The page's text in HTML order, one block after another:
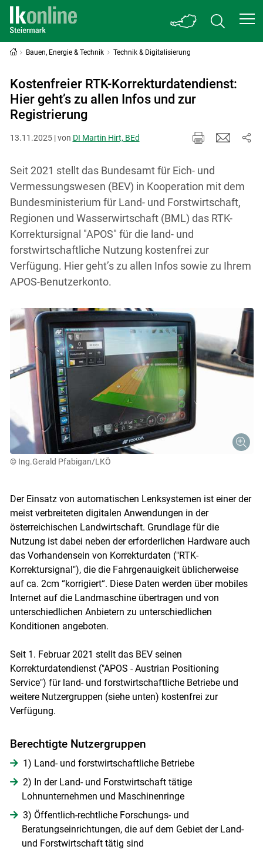
Bauen, Energie & Technik Technik & Digitalisierung
Kostenfreier RTK-Korrekturdatendienst:
Hier geht’s zu allen Infos und zur
Registrierung
13.11.2025 | von DI Martin Hirt, BEd
Seit 2021 stellt das Bundesamt für Eich- und
Vermessungswesen (BEV) in Kooperation mit dem
Bundesministerium für Land- und Forstwirtschaft,
Regionen und Wasserwirtschaft (BML) das RTK-
Korrektursignal "APOS" für die land- und
forstwirtschaftliche Nutzung kostenfrei zur
Verfügung. Hier geht’s zu allen Infos sowie zu Ihrem
APOS-Benutzerkonto.
© Ing.Gerald Pfabigan/LKÖ
Der Einsatz von automatischen Lenksystemen ist einer der
meist verbreiteten digitalen Anwendungen in der
österreichischen Landwirtschaft. Grundlage für die
Nutzung ist dabei neben der erforderlichen Hardware auch
das Vorhandensein von Korrekturdaten ("RTK-
Korrektursignal"), die die Fahrgenauigkeit üblicherweise
auf ca. 2cm “korrigiert“. Diese Daten werden über mobiles
Internet auf die Landmaschine übertragen und von
unterschiedlichen Anbietern zu unterschiedlichen
Konditionen angeboten.
Seit 1. Februar 2021 stellt das BEV seinen
Korrekturdatendienst ("APOS - Austrian Positioning
Service") für land- und forstwirtschaftliche Betriebe und
weitere Nutzergruppen (siehe unten) kostenfrei zur
Verfügung.
Berechtigte Nutzergruppen
1) Land- und forstwirtschaftliche Betriebe
2) In der Land- und Forstwirtschaft tätige
Lohnunternehmen und Maschinenringe
3) Öffentlich-rechtliche Forschungs- und
Beratungseinrichtungen, die auf dem Gebiet der Land-
und Forstwirtschaft tätig sind